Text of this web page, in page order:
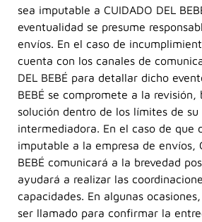
sea imputable a CUIDADO DEL
eventualidad se presume
envíos. En el caso de
cuenta con los canales de
DEL BEBÉ para detallar dicho
BEBÉ se compromete a la
solución dentro de los límites de su
intermediadora. En el caso de que
imputable a la empresa de envíos,
BEBÉ comunicará a la brevedad
ayudará a realizar las
capacidades. En algunas
ser llamado para confirmar la